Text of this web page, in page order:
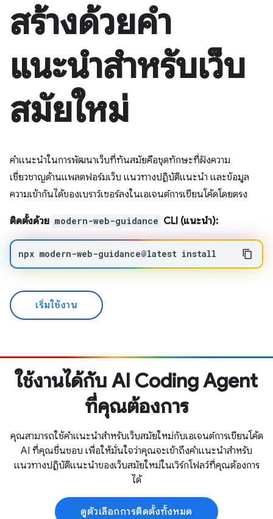
สร้างด้วยคำ
แนะนำสำหรับเว็บ
สมัยใหม่
คำแนะนำในการพัฒนาเว็บที่ทันสมัยคือชุดทักษะที่ฝังความ
เชี่ยวชาญด้านแพลตฟอร์มเว็บ แนวทางปฏิบัติแนะนำ และข้อมูล
ความเข้ากันได้ของเบราว์เซอร์ลงในเอเจนต์การเขียนโค้ดโดยตรง
ติดตั้งด้วย modern-web-guidance CLI (แนะนำ):
npx modern-web-guidance@latest install
เริ่มใช้งาน
ใช้งานได้กับ AI Coding Agent
ที่คุณต้องการ
คุณสามารถใช้คำแนะนำสำหรับเว็บสมัยใหม่กับเอเจนต์การเขียนโค้ด
AI ที่คุณชื่นชอบ เพื่อให้มั่นใจว่าคุณจะเข้าถึงคำแนะนำสำหรับ
แนวทางปฏิบัติแนะนำของเว็บสมัยใหม่ในเวิร์กโฟลว์ที่คุณต้องการ
ได้
ดูตัวเลือกการติดตั้งทั้งหมด